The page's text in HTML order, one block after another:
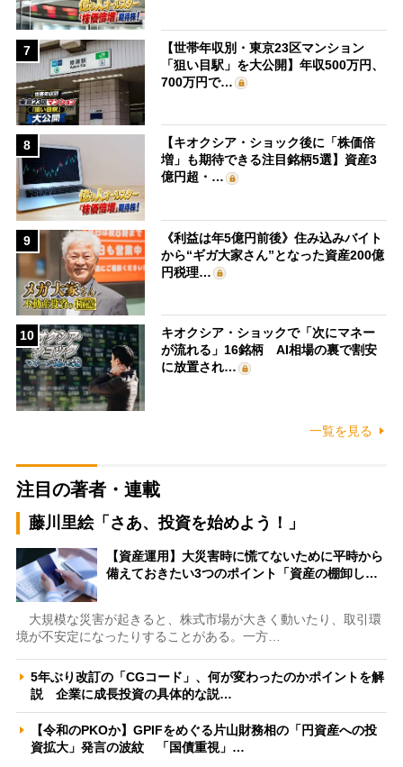
7
【世帯年収別・東京23区マンション
「狙い目駅」を大公開】年収500万円、
700万円で…
8
【キオクシア・ショック後に「株価倍
増」も期待できる注目銘柄5選】資産3
億円超・…
9
《利益は年5億円前後》住み込みバイト
から“ギガ大家さん”となった資産200億
円税理…
10
キオクシア・ショックで「次にマネー
が流れる」16銘柄 AI相場の裏で割安
に放置され…
一覧を見る
注目の著者・連載
藤川里絵「さあ、投資を始めよう！」
【資産運用】大災害時に慌てないために平時から
備えておきたい3つのポイント「資産の棚卸し…
大規模な災害が起きると、株式市場が大きく動いたり、取引環
境が不安定になったりすることがある。一方…
5年ぶり改訂の「CGコード」、何が変わったのかポイントを解
説 企業に成長投資の具体的な説…
【令和のPKOか】GPIFをめぐる片山財務相の「円資産への投
資拡大」発言の波紋 「国債重視」…